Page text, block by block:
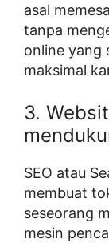
asal
tanpa
online yang
maksimal
3.
SEO atau
membuat
seseorang
mesin